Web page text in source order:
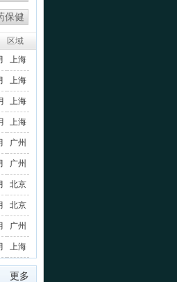
保健
区域
上海
上海
上海
上海
广州
广州
北京
北京
广州
上海
更多